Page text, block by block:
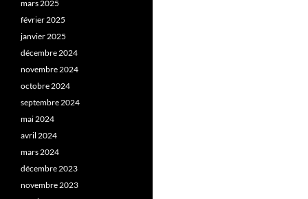
mars 2025
février 2025
janvier 2025
décembre 2024
novembre 2024
octobre 2024
septembre 2024
mai 2024
avril 2024
mars 2024
décembre 2023
novembre 2023